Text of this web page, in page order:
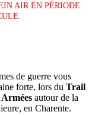
AIR EN PÉRIODE
de guerre vous
forte, lors du Trail
Armées autour de la
en Charente.